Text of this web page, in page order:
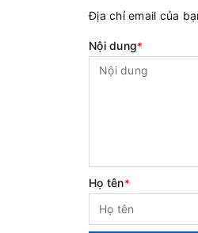
Địa chỉ email của
Nội dung*
Họ tên*